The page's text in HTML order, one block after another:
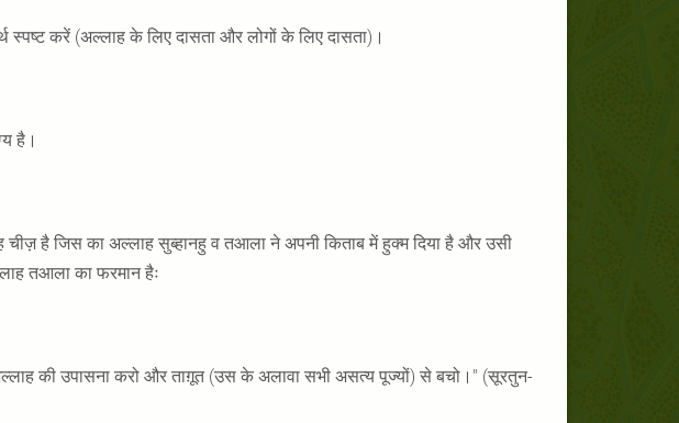
स्पष्ट करें (अल्लाह के लिए दासता और लोगों के लिए दासता)।
है।
है जिस का अल्लाह सुब्हानहु व तआला ने अपनी किताब में हुक्म दिया है और उसी
तआला का फरमान हैः
की उपासना करो और ताग़ूत (उस के अलावा सभी असत्य पूज्यों) से बचो।" (सूरतुन-